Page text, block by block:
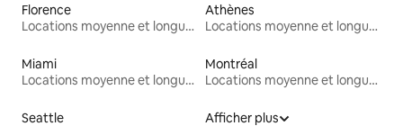
Florence
Locations moyenne et longue durée
Athènes
Locations moyenne et longue durée
Miami
Locations moyenne et longue durée
Montréal
Locations moyenne et longue durée
Seattle
Afficher plus